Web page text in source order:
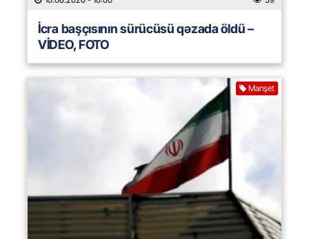
İcra başçısının sürücüsü qəzada öldü –
VİDEO, FOTO
Manşet